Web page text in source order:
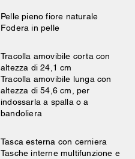
Pelle pieno fiore naturale
Fodera in pelle
Tracolla amovibile corta con
altezza di 24,1 cm
Tracolla amovibile lunga con
altezza di 54,6 cm, per
indossarla a spalla o a
bandoliera
Tasca esterna con cerniera
Tasche interne multifunzione e